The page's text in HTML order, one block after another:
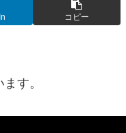
コピー
す。